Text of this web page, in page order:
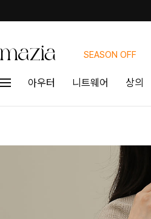
SEASON OFF
아우터 니트웨어 상의